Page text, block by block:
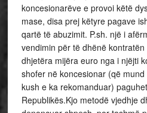
koncesionarëve e provoi këtë
mase, disa prej këtyre pagave
qartë të abuzimit. P.sh. një i
vendimin për të dhënë
dhjetëra mijëra euro nga i njëjti
shofer në koncesionar (që
kush e ka rekomanduar)
Republikës.Kjo metodë vjedhje